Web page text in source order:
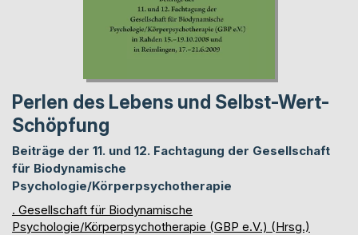
Perlen des Lebens und Selbst-Wert-
Schöpfung
Beiträge der 11. und 12. Fachtagung der Gesellschaft
für Biodynamische
Psychologie/Körperpsychotherapie
. Gesellschaft für Biodynamische
Psychologie/Körperpsychotherapie (GBP e.V.) (Hrsg.)